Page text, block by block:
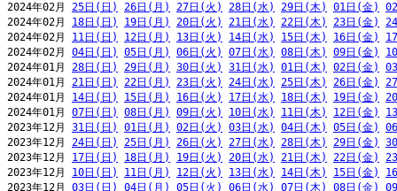
2024年02月 25日(日) 26日(月) 27日(火) 28日(水) 29日(木) 01日(金)
2024年02月 18日(日) 19日(月) 20日(火) 21日(水) 22日(木) 23日(金)
2024年02月 11日(日) 12日(月) 13日(火) 14日(水) 15日(木) 16日(金)
2024年02月 04日(日) 05日(月) 06日(火) 07日(水) 08日(木) 09日(金)
2024年01月 28日(日) 29日(月) 30日(火) 31日(水) 01日(木) 02日(金)
2024年01月 21日(日) 22日(月) 23日(火) 24日(水) 25日(木) 26日(金)
2024年01月 14日(日) 15日(月) 16日(火) 17日(水) 18日(木) 19日(金)
2024年01月 07日(日) 08日(月) 09日(火) 10日(水) 11日(木) 12日(金)
2023年12月 31日(日) 01日(月) 02日(火) 03日(水) 04日(木) 05日(金)
2023年12月 24日(日) 25日(月) 26日(火) 27日(水) 28日(木) 29日(金)
2023年12月 17日(日) 18日(月) 19日(火) 20日(水) 21日(木) 22日(金)
2023年12月 10日(日) 11日(月) 12日(火) 13日(水) 14日(木) 15日(金)
2023年12月 03日(日) 04日(月) 05日(火) 06日(水) 07日(木) 08日(金)